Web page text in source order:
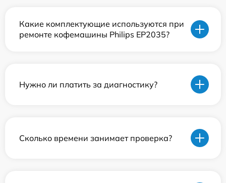
Какие комплектующие используются при
ремонте кофемашины Philips EP2035?
Нужно ли платить за диагностику?
Сколько времени занимает проверка?